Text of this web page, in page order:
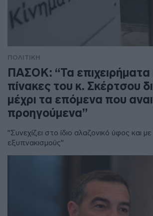
ΠΟΛΙΤΙΚΗ
ΠΑΣΟΚ: “Τα επιχειρήματα
πίνακες του κ. Σκέρτσου
μέχρι τα επόμενα που
προηγούμενα”
"Συνεχίζει στο ίδιο αλαζονικό ύφος και με
εξυπνακισμούς"